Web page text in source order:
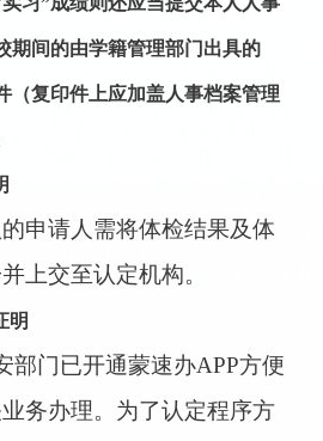
期间的由学籍管理部门出具的
（复印件上应加盖人事档案管理
申请人需将体检结果及体
上交至认定机构。
明
部门已开通蒙速办APP方便
务办理。为了认定程序方